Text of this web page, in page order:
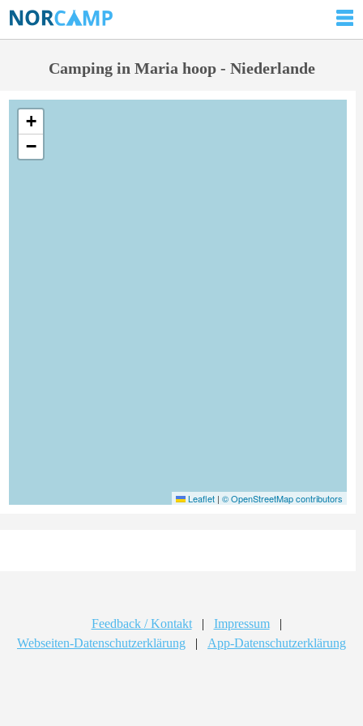
Camping in Maria hoop - Niederlande
+
−
Leaflet | © OpenStreetMap contributors
Feedback / Kontakt | Impressum
|
Webseiten-Datenschutzerklärung
| App-Datenschutzerklärung